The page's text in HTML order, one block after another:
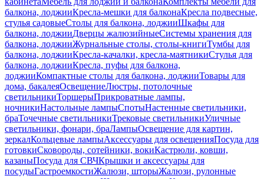
балкона, лоджииКресла-мешки для балконаКресла подвесные,
стулья садовыеСтолы для балкона, лоджииШкафы для
балкона, лоджииДверцы жалюзийныеСистемы хранения для
балкона, лоджииЖурнальные столы, столы-книгиТумбы для
балкона, лоджииКресла-качалки, кресла-маятникиСтулья для
балкона, лоджииКресла, пуфы для балкона,
лоджииКомпактные столы для балкона, лоджииТовары для
дома, бакалеяОсвещениеЛюстры, потолочные
светильникиТоршерыПрикроватные лампы,
ночникиНастольные лампыСпотыНастенные светильники,
браТочечные светильникиТрековые светильникиУличные
светильники, фонари, браЛампыОсвещение для картин,
зеркалКольцевые лампыАксессуары для освещенияПосуда для
готовкиСковороды, сотейники, вокиКастрюли, ковши,
казаныПосуда для СВЧКрышки и аксессуары для
посудыГастроемкостиЖалюзи, шторыЖалюзи, рулонные